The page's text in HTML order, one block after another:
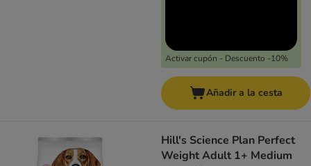
Activar cupón - Descuento -10%
Añadir a la cesta
Hill's Science Plan Perfect
Weight Adult 1+ Medium